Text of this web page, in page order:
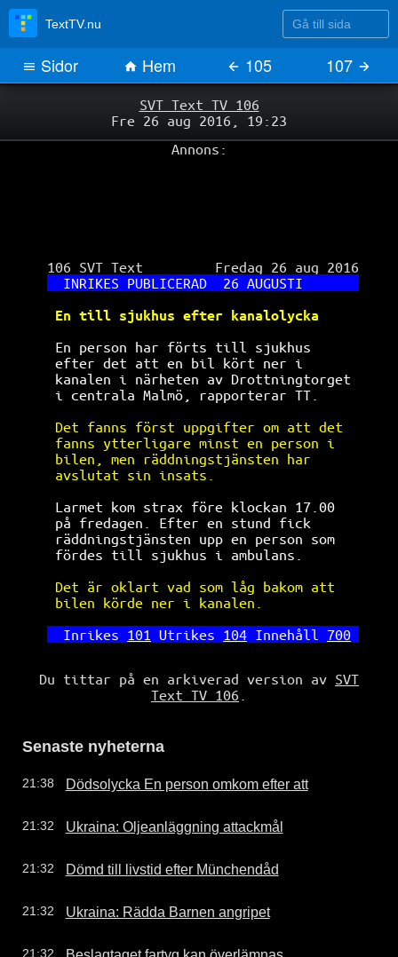
SVT Text TV 106
Fre 26 aug 2016, 19:23
Annons:
106 SVT Text         Fredag 26 aug 2016
INRIKES PUBLICERAD  26 AUGUSTI
En till sjukhus efter kanalolycka
En person har förts till sjukhus
efter det att en bil kört ner i
kanalen i närheten av Drottningtorget
i centrala Malmö, rapporterar TT.
Det fanns först uppgifter om att det
fanns ytterligare minst en person i
bilen, men räddningstjänsten har
avslutat sin insats.
Larmet kom strax före klockan 17.00
på fredagen. Efter en stund fick
räddningstjänsten upp en person som
fördes till sjukhus i ambulans.
Det är oklart vad som låg bakom att
bilen körde ner i kanalen.
Inrikes 101 Utrikes 104 Innehåll 700
Du tittar på en arkiverad version av SVT
Text TV 106
Senaste nyheterna
21:38 Dödsolycka En person omkom efter att
21:32 Ukraina: Oljeanläggning attackmål
21:32 Dömd till livstid efter Münchendåd
21:32 Ukraina: Rädda Barnen angripet
21:32
TextTV.nu Gå till sida
Sidor Hem 105 107